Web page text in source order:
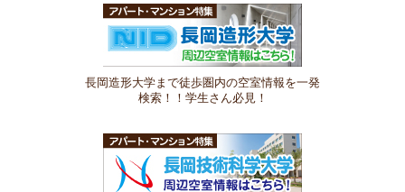
長岡造形大学まで徒歩圏内の空室情報を一発
検索！！学生さん必見！